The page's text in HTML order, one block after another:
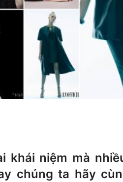
khái niệm mà
chúng ta hãy